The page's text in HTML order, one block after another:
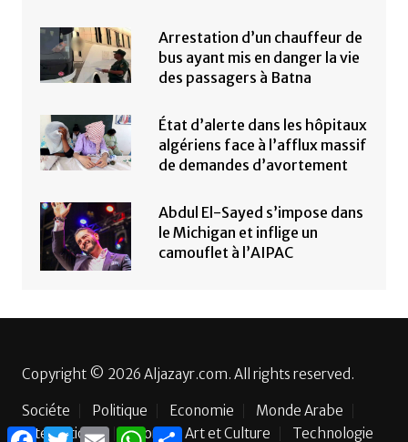
Arrestation d’un chauffeur de
bus ayant mis en danger la vie
des passagers à Batna
État d’alerte dans les hôpitaux
algériens face à l’afflux massif
de demandes d’avortement
Abdul El-Sayed s’impose dans
le Michigan et inflige un
camouflet à l’AIPAC
Copyright © 2026 Aljazayr.com. All rights reserved.
Sociéte Politique Economie
Monde Arabe
International
Sport Art et Culture Technologie
F
T
E
W
P